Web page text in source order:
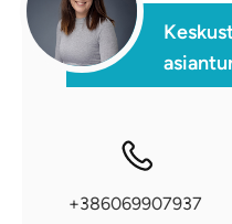
+386069907937